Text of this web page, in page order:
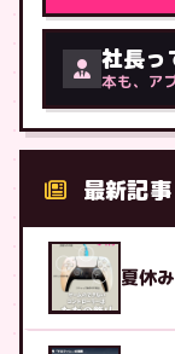
社長っ
本も、ア
最新記事
夏休